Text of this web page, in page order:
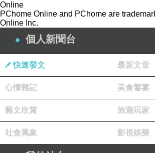
回頭才發現
既然付出的一切都值得
那所有的辛苦便不再醒目
我終於明白
原來
我從不曾多愛誰一些
她倆都是我的心肝寶貝
於是我堅定的回答：
Online
PChome Online and PChome are
Online Inc.
個人新聞台
快速發文 最新文章
心情雜記 美食饗宴
藝文欣賞 旅遊玩家
社會萬象 影視娛樂